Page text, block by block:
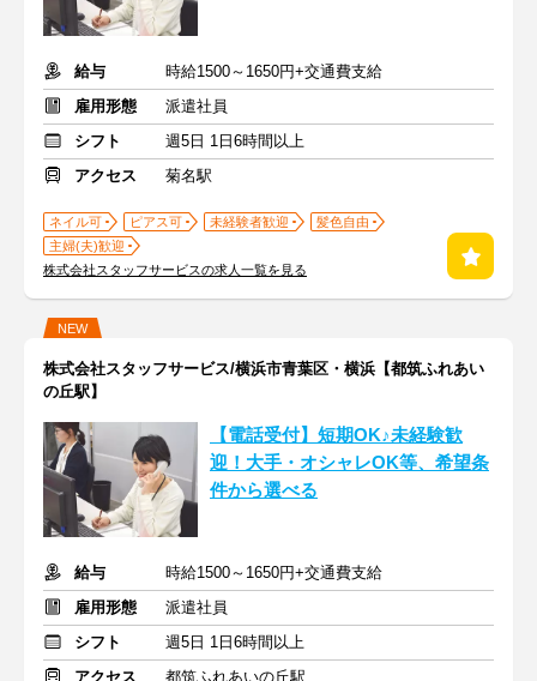
給与
時給1500～1650円+交通費支給
雇用形態
派遣社員
シフト
週5日 1日6時間以上
アクセス
菊名駅
ネイル可 ピアス可 未経験者歓迎
髪色自由
主婦(夫)歓迎
株式会社スタッフサービスの求人一覧を見る
NEW
株式会社スタッフサービス/横浜市青葉区・横浜【都筑ふれあい
の丘駅】
【電話受付】短期OK♪未経験歓
迎！大手・オシャレOK等、希望条
件から選べる
給与
時給1500～1650円+交通費支給
雇用形態
派遣社員
シフト
週5日 1日6時間以上
アクセス
都筑ふれあいの丘駅